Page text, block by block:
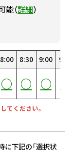
能（詳細）
22:30
○
23:00
○
23:30
○
19:00
○
19:30
○
20:00
○
15:30
○
16:00
○
16:30
○
○
12:00
○
12:30
○
13:00
8:00
○
8:30
○
9:00
○
9:30
4:30
○
5:00
○
5:30
○
1:00
○
1:30
○
2:00
○
てください。
下記の「選択状